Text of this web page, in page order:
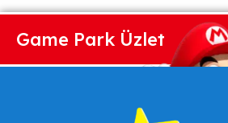
Game Park Üzlet